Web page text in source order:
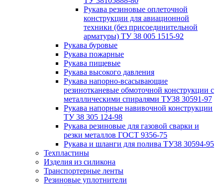
Рукава резиновые оплеточной
конструкции для авиационной
техники (без присоединительной
арматуры) ТУ 38 005 1515-92
Рукава буровые
Рукава пожарные
Рукава пищевые
Рукава высокого давления
Рукава напорно-всасывающие
резинотканевые обмоточной конструкции с
металлическими спиралями ТУ38 30591-97
Рукава напорные навивочной конструкции
ТУ 38 305 124-98
Рукава резиновые для газовой сварки и
резки металлов ГОСТ 9356-75
Рукава и шланги для полива ТУ38 30594-95
Техпластины
Изделия из силикона
Транспортерные ленты
Резиновые уплотнители